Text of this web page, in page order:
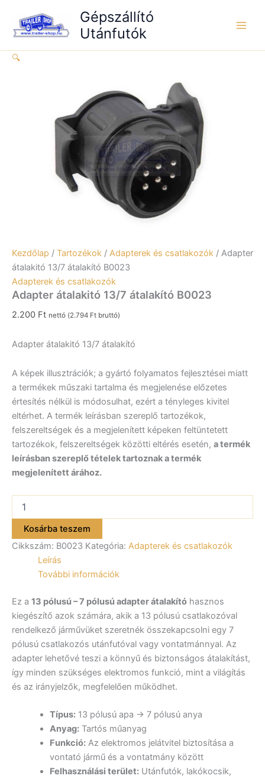
content
Gépszállító
Utánfutók
🔍
Kezdőlap / Tartozékok / Adapterek és csatlakozók / Adapter
átalakitó 13/7 átalakító B0023
Adapterek és csatlakozók
Adapter átalakitó 13/7 átalakító B0023
2.200 Ft nettó (2.794 Ft bruttó)
Adapter átalakitó 13/7 átalakító
A képek illusztrációk; a gyártó folyamatos fejlesztései miatt
a termékek műszaki tartalma és megjelenése előzetes
értesítés nélkül is módosulhat, ezért a tényleges kivitel
eltérhet. A termék leírásban szereplő tartozékok,
felszereltségek és a megjelenített képeken feltüntetett
tartozékok, felszereltségek közötti eltérés esetén, a termék
leírásban szereplő tételek tartoznak a termék
megjelenített árához.
átalakitó
13/7
átalakító
B0023
mennyiség
Kosárba teszem
Cikkszám: B0023 Kategória: Adapterek és csatlakozók
Leírás
További információk
Ez a 13 pólusú – 7 pólusú adapter átalakító hasznos
kiegészítő azok számára, akik a 13 pólusú csatlakozóval
rendelkező járművüket szeretnék összekapcsolni egy 7
pólusú csatlakozós utánfutóval vagy vontatmánnyal. Az
adapter lehetővé teszi a könnyű és biztonságos átalakítást,
így minden szükséges elektromos funkció, mint a világítás
és az irányjelzők, megfelelően működhet.
Típus:13 pólusú apa -> 7 pólusú anya
Anyag:Tartós műanyag
Funkció:Az elektromos jelátvitel biztosítása a
vontató jármű és a vontatmány között
Felhasználási terület:Utánfutók, lakókocsik,
átalakító
B0023
mennyiség